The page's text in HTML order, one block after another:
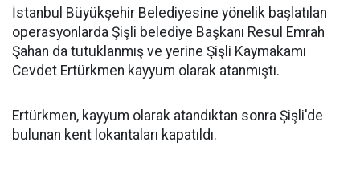
İstanbul Büyükşehir Belediyesine yönelik başlatılan
operasyonlarda Şişli belediye Başkanı Resul Emrah
Şahan da tutuklanmış ve yerine Şişli Kaymakamı
Cevdet Ertürkmen kayyum olarak atanmıştı.
Ertürkmen, kayyum olarak atandıktan sonra Şişli'de
bulunan kent lokantaları kapatıldı.